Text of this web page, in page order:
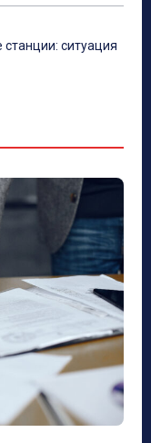
ситуация